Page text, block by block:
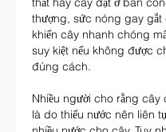
thượng, sức nóng gay gắt
khiến cây nhanh chóng
suy kiệt nếu không được
đúng cách.
Nhiều người cho rằng cây
là do thiếu nước nên liên